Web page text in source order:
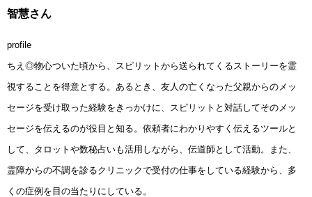
智慧さん
profile
ちえ◎物心ついた頃から、スピリットから送られてくるストーリーを霊
視することを得意とする。あるとき、友人の亡くなった父親からのメッ
セージを受け取った経験をきっかけに、スピリットと対話してそのメッ
セージを伝えるのが役目と知る。依頼者にわかりやすく伝えるツールと
して、タロットや数秘占いも活用しながら、伝道師として活動。また、
霊障からの不調を診るクリニックで受付の仕事をしている経験から、多
くの症例を目の当たりにしている。